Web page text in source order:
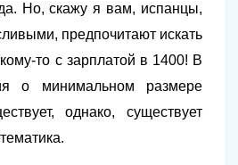
Но, скажу я вам, испанцы,
предпочитают искать
то с зарплатой в 1400! В
о минимальном размере
однако, существует